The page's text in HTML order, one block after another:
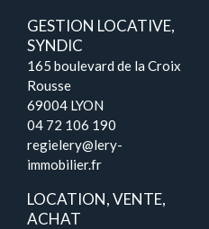
GESTION LOCATIVE,
SYNDIC
165 boulevard de la Croix
Rousse
69004 LYON
04 72 106 190
regielery@lery-
immobilier.fr
LOCATION, VENTE,
ACHAT